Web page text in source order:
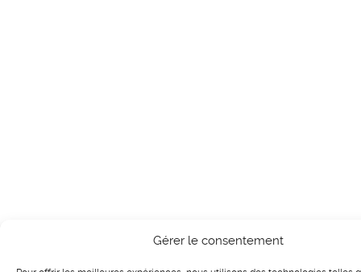
Gérer le consentement